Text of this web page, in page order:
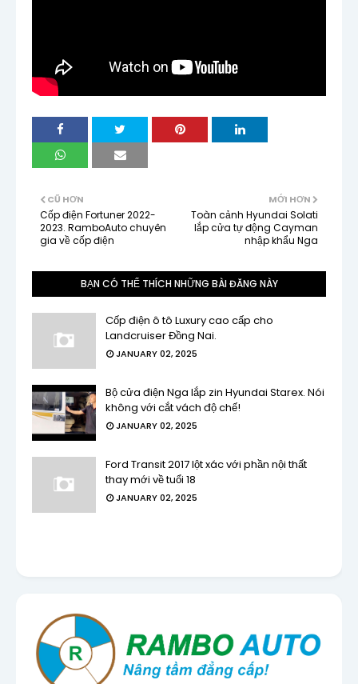
MỚI HƠN
Toàn cảnh Hyundai Solati
lắp cửa tự động Cayman
nhập khẩu Nga
CŨ HƠN
Cốp điện Fortuner 2022-
2023. RamboAuto chuyên
gia về cốp điện
BẠN CÓ THỂ THÍCH NHỮNG BÀI ĐĂNG NÀY
Cốp điện ô tô Luxury cao cấp cho
Landcruiser Đồng Nai.
JANUARY 02, 2025
Bộ cửa điện Nga lắp zin Hyundai Starex. Nói
không với cắt vách độ chế!
JANUARY 02, 2025
Ford Transit 2017 lột xác với phần nội thất
thay mới về tuổi 18
JANUARY 02, 2025